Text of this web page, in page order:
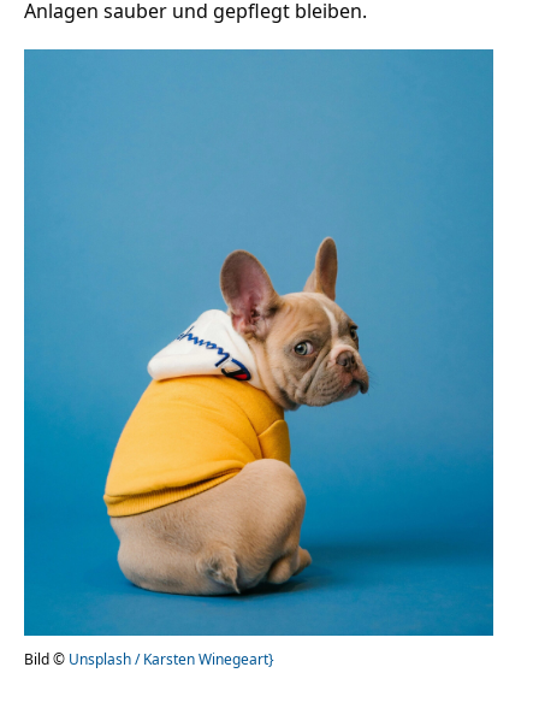
Fotobox
Programm
Zeit fürs Oberland
Anlagen sauber und gepflegt bleiben.
Bild © Unsplash / Karsten Winegeart}